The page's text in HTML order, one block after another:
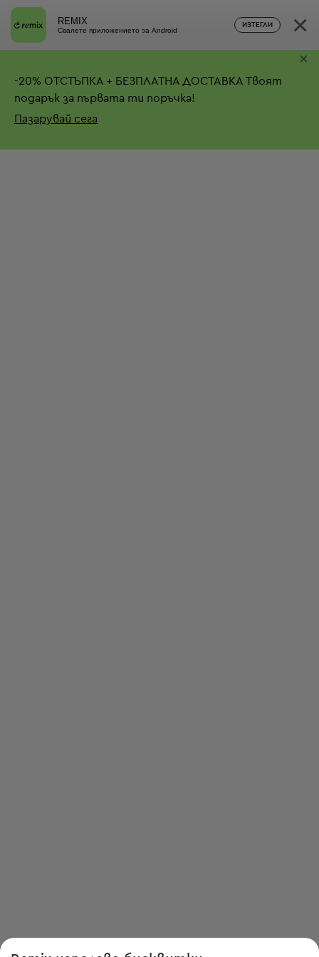
REMIX
Свалете приложението за Android
ИЗТЕГЛИ ×
-20% ОТСТЪПКА + БЕЗПЛАТНА ДОСТАВКА Твоят
подарък за първата ти поръчка!
Пазарувай сега
×